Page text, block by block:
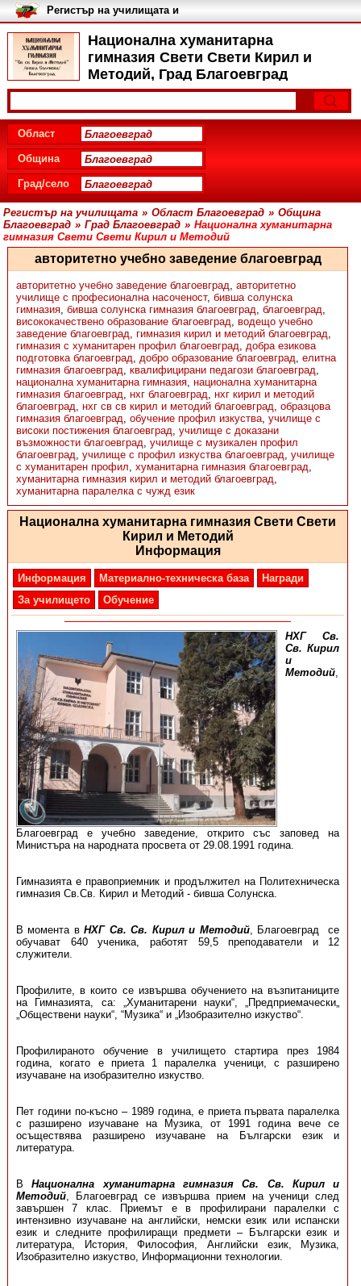
Национална хуманитарна
гимназия Свети Свети Кирил и
Методий, Град Благоевград
Регистър на училищата и
университетите в България
Област
Община
Град/село
Регистър на училищата » Област Благоевград » Община
Благоевград » Град Благоевград » Национална хуманитарна
гимназия Свети Свети Кирил и Методий
авторитетно учебно заведение благоевград
авторитетно учебно заведение благоевград, авторитетно
училище с професионална насоченост, бивша солунска
гимназия, бивша солунска гимназия благоевград, благоевград,
висококачествено образование благоевград, водещо учебно
заведение благоевград, гимназия кирил и методий благоевград,
гимназия с хуманитарен профил благоевград, добра езикова
подготовка благоевград, добро образование благоевград, елитна
гимназия благоевград, квалифицирани педагози благоевград,
национална хуманитарна гимназия, национална хуманитарна
гимназия благоевград, нхг благоевград, нхг кирил и методий
благоевград, нхг св св кирил и методий благоевград, образцова
гимназия благоевград, обучение профил изкуства, училище с
високи постижения благоевград, училище с доказани
възможности благоевград, училище с музикален профил
благоевград, училище с профил изкуства благоевград, училище
с хуманитарен профил, хуманитарна гимназия благоевград,
хуманитарна гимназия кирил и методий благоевград,
хуманитарна паралелка с чужд език
Национална хуманитарна гимназия Свети Свети
Кирил и Методий
Информация
Информация Материално-техническа база
Награди
За училището
Обучение
НХГ Св.
Св. Кирил
и
Методий,
Благоевград е учебно заведение, открито със заповед на
Министъра на народната просвета от 29.08.1991 година.
Гимназията е правоприемник и продължител на Политехническа
гимназия Св.Св. Кирил и Методий - бивша Солунска.
В момента вНХГ Св. Св. Кирил и Методий, Благоевград се
обучават 640 ученика, работят 59,5 преподаватели и 12
служители.
Профилите, в които се извършва обучението на възпитаниците
на Гимназията, са: „Хуманитарени науки“, „Предприемачески„
„Обществени науки“, “Музика“ и „Изобразително изкуство“.
Профилираното обучение в училището стартира през 1984
година, когато е приета 1 паралелка ученици, с разширено
изучаване на изобразително изкуство.
Пет години по-късно – 1989 година, е приета първата паралелка
с разширено изучаване на Музика, от 1991 година вече се
осъществява разширено изучаване на Български език и
литература.
ВНационална хуманитарна гимназия Св. Св. Кирил и
Методий, Благоевград се извършва прием на ученици след
завършен 7 клас. Приемът е в профилирани паралелки с
интензивно изучаване на английски, немски език или испански
език и следните профилиращи предмети – Български език и
литература, История, Философия, Английски език, Музика,
Изобразително изкуство, Информационни технологии.